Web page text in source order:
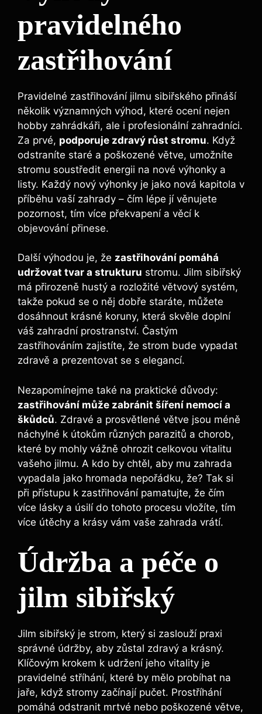
pravidelného
zastřihování
Pravidelné zastřihování jilmu sibiřského přináší
několik významných výhod, které ocení nejen
hobby zahrádkáři, ale i profesionální zahradníci.
Za prvé, podporuje zdravý růst stromu. Když
odstraníte staré a poškozené větve, umožníte
stromu soustředit energii na nové výhonky a
listy. Každý nový výhonky je jako nová kapitola v
příběhu vaší zahrady – čím lépe jí věnujete
pozornost, tím více překvapení a věcí k
objevování přinese.
Další výhodou je, že zastřihování pomáhá
udržovat tvar a strukturu stromu. Jilm sibiřský
má přirozeně hustý a rozložité větvový systém,
takže pokud se o něj dobře staráte, můžete
dosáhnout krásné koruny, která skvěle doplní
váš zahradní prostranství. Častým
zastřihováním zajistíte, že strom bude vypadat
zdravě a prezentovat se s elegancí.
Nezapomínejme také na praktické důvody:
zastřihování může zabránit šíření nemocí a
škůdců. Zdravé a prosvětlené větve jsou méně
náchylné k útokům různých parazitů a chorob,
které by mohly vážně ohrozit celkovou vitalitu
vašeho jilmu. A kdo by chtěl, aby mu zahrada
vypadala jako hromada nepořádku, že? Tak si
při přístupu k zastřihování pamatujte, že čím
více lásky a úsilí do tohoto procesu vložíte, tím
více útěchy a krásy vám vaše zahrada vrátí.
Údržba a péče o
jilm sibiřský
Jilm sibiřský je strom, který si zaslouží praxi
správné údržby, aby zůstal zdravý a krásný.
Klíčovým krokem k udržení jeho vitality je
pravidelné stříhání, které by mělo probíhat na
jaře, když stromy začínají pučet. Prostříhání
pomáhá odstranit mrtvé nebo poškozené větve,